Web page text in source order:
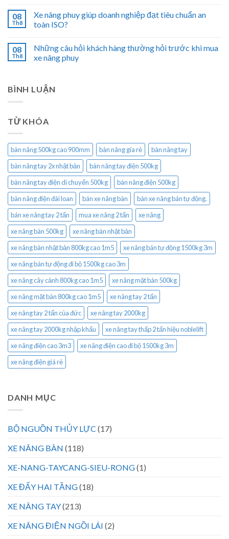
08
Th8
Xe nâng phuy giúp doanh nghiệp đạt tiêu chuẩn an
toàn ISO?
08
Th8
Những câu hỏi khách hàng thường hỏi trước khi mua
xe nâng phuy
BÌNH LUẬN
TỪ KHÓA
bàn nâng 500kg cao 900mm bàn nâng gía rẻ
bàn nâng tay
bàn nâng tay 2x nhật bản
bàn nâng tay điện 500kg
bàn nâng tay điện di chuyển 500kg
bàn nâng điện 500kg
bàn nâng điện đài loan
bán xe nâng bàn
bán xe nâng bán tự động.
bán xe nâng tay 2 tấn
mua xe nâng 2 tấn
xe nâng
xe nâng bàn 500kg
xe nâng bàn nhật bản
xe nâng bàn nhật bản 800kg cao 1m5
xe nâng bán tự động 1500kg 3m
xe nâng bán tự động đi bộ 1500kg cao 3m
xe nâng cây cảnh 800kg cao 1m5
xe nâng mặt bàn 500kg
xe nâng mặt bàn 800kg cao 1m5
xe nâng tay 2 tấn
xe nâng tay 2 tấn của đức
xe nâng tay 2000kg
xe nâng tay 2000kg nhập khẩu
xe nâng tay thấp 2 tấn hiệu noblelift
xe nâng điện cao 3m3
xe nâng điện cao đi bộ 1500kg 3m
xe nâng điện giá rẻ
DANH MỤC
BỘ NGUỒN THỦY LỰC (17)
XE NÂNG BÀN (118)
XE-NANG-TAYCANG-SIEU-RONG(1)
XE ĐẨY HAI TẦNG(18)
XE NÂNG TAY(213)
XE NÂNG ĐIỆN NGỒI LÁI (2)